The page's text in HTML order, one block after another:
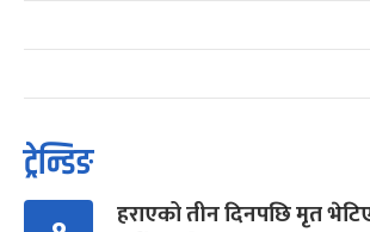
ट्रेन्डिङ
हराएको तीन दिनपछि मृत